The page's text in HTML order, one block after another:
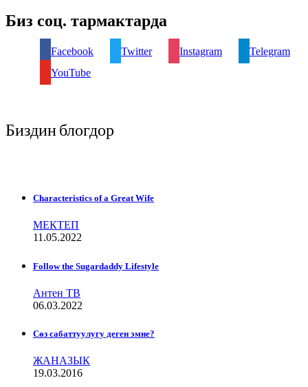
Биз соц. тармактарда
Facebook Twitter Instagram
Telegram
YouTube
Биздин блогдор
Characteristics of a Great Wife
МЕКТЕП
11.05.2022
Follow the Sugardaddy Lifestyle
Антен ТВ
06.03.2022
Сѳз сабаттуулугу деген эмне?
ЖАНАЗЫК
19.03.2016